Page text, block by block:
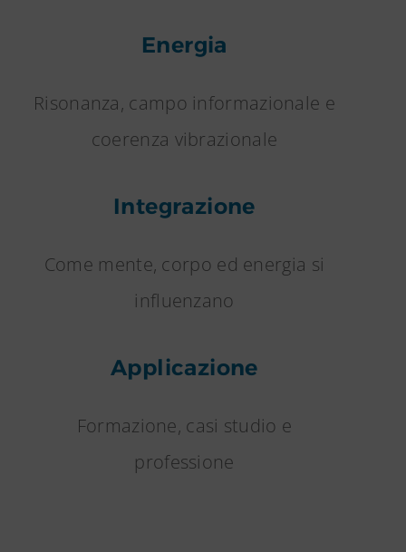
Energia
Risonanza, campo informazionale e
coerenza vibrazionale
Integrazione
Come mente, corpo ed energia si
influenzano
Applicazione
Formazione, casi studio e
professione